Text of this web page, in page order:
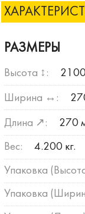
РАЗМЕРЫ
Высота ↕:
Ширина ↔:
Длина ↗: 270
Вес: 4.200 кг.
Упаковка
Упаковка